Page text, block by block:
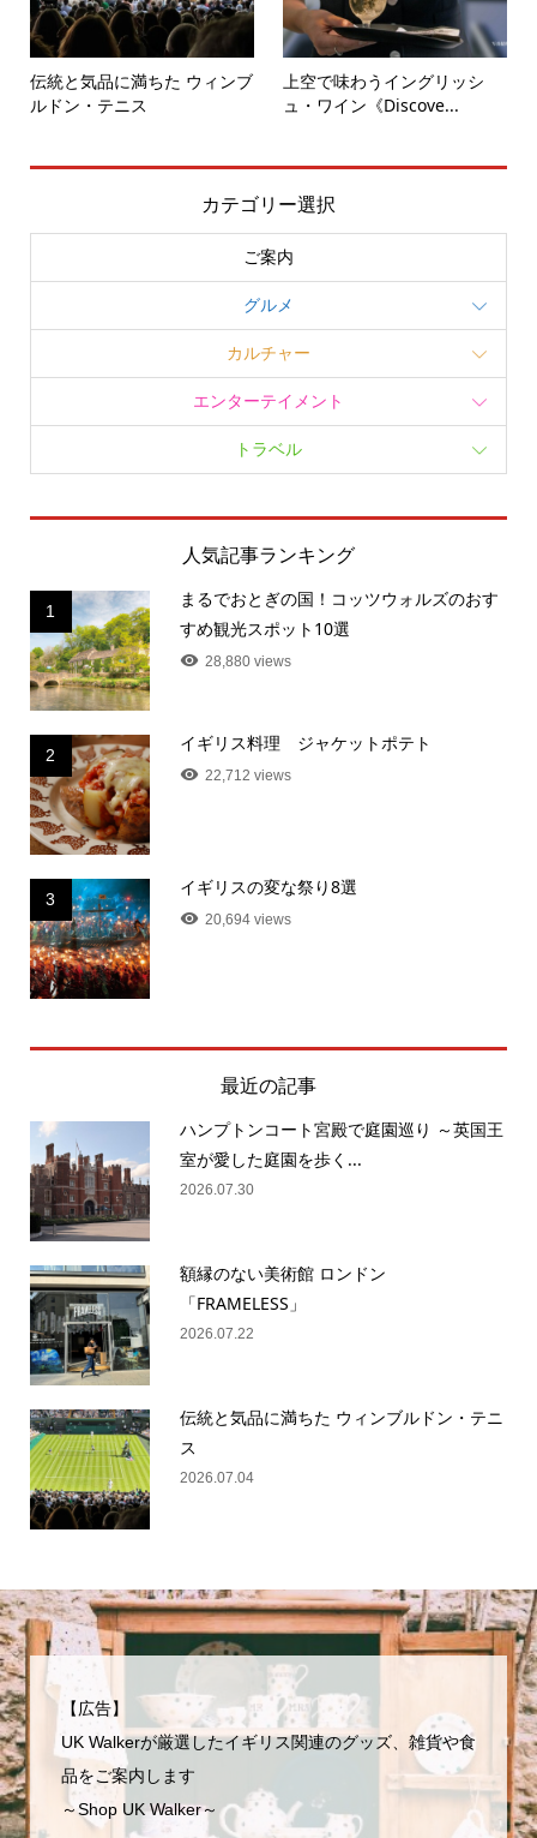
伝統と気品に満ちた ウィンブ
ルドン・テニス
上空で味わうイングリッシ
ュ・ワイン《Discove...
カテゴリー選択
ご案内
グルメ
カルチャー
エンターテイメント
トラベル
人気記事ランキング
1
まるでおとぎの国！コッツウォルズのおす
すめ観光スポット10選
28,880 views
2
イギリス料理 ジャケットポテト
22,712 views
3
イギリスの変な祭り8選
20,694 views
最近の記事
ハンプトンコート宮殿で庭園巡り ～英国王
室が愛した庭園を歩く...
2026.07.30
額縁のない美術館 ロンドン
「FRAMELESS」
2026.07.22
伝統と気品に満ちた ウィンブルドン・テニ
ス
2026.07.04
【広告】
UK Walkerが厳選したイギリス関連のグッズ、雑貨や食
品をご案内します
～Shop UK Walker～